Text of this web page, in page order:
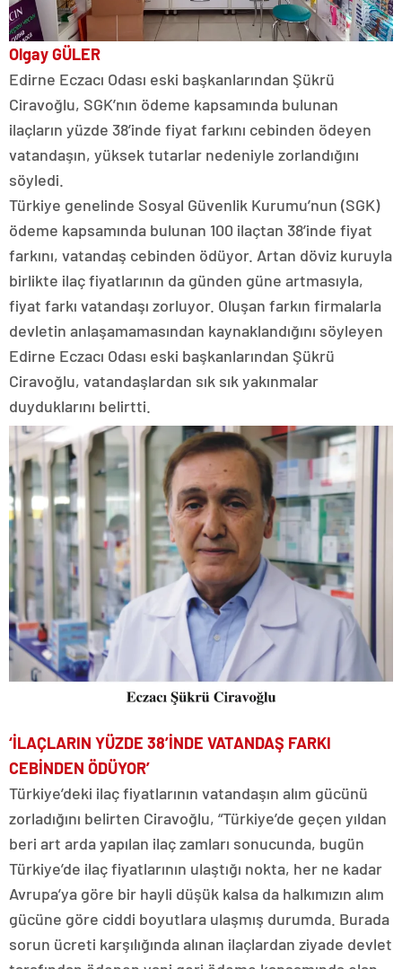
Olgay GÜLER
Edirne Eczacı Odası eski başkanlarından Şükrü
Ciravoğlu, SGK’nın ödeme kapsamında bulunan
ilaçların yüzde 38’inde fiyat farkını cebinden ödeyen
vatandaşın, yüksek tutarlar nedeniyle zorlandığını
söyledi.
Türkiye genelinde Sosyal Güvenlik Kurumu’nun (SGK)
ödeme kapsamında bulunan 100 ilaçtan 38’inde fiyat
farkını, vatandaş cebinden ödüyor. Artan döviz kuruyla
birlikte ilaç fiyatlarının da günden güne artmasıyla,
fiyat farkı vatandaşı zorluyor. Oluşan farkın firmalarla
devletin anlaşamamasından kaynaklandığını söyleyen
Edirne Eczacı Odası eski başkanlarından Şükrü
Ciravoğlu, vatandaşlardan sık sık yakınmalar
duyduklarını belirtti.
‘İLAÇLARIN YÜZDE 38’İNDE VATANDAŞ FARKI
CEBİNDEN ÖDÜYOR’
Türkiye’deki ilaç fiyatlarının vatandaşın alım gücünü
zorladığını belirten Ciravoğlu, “Türkiye’de geçen yıldan
beri art arda yapılan ilaç zamları sonucunda, bugün
Türkiye’de ilaç fiyatlarının ulaştığı nokta, her ne kadar
Avrupa’ya göre bir hayli düşük kalsa da halkımızın alım
gücüne göre ciddi boyutlara ulaşmış durumda. Burada
sorun ücreti karşılığında alınan ilaçlardan ziyade devlet